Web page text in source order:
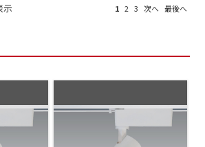
示 1 2 3 次へ 最後へ